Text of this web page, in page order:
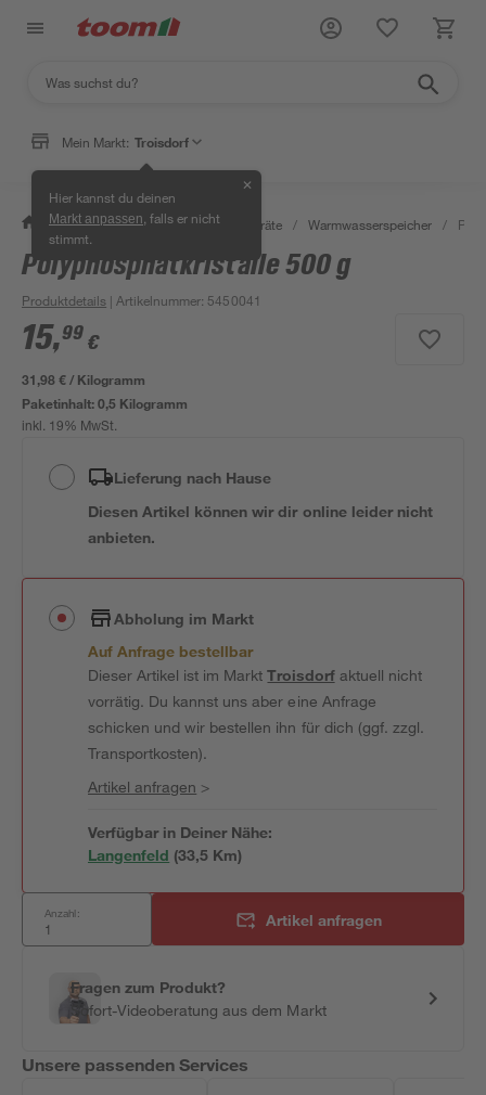
Mein Markt: Troisdorf
Hier kannst du deinen
Markt anpassen , falls er nicht
stimmt.
✕
/ Bad & Sanitär / Warmwassergeräte / Warmwasserspeicher /
Polyphosphatkristalle 500 g
Produktdetails | Artikelnummer: 5450041
15,99 €
31,98 € / Kilogramm
Paketinhalt:0,5 Kilogramm
inkl. 19% MwSt.
Lieferung nach Hause
Diesen Artikel können wir dir online leider nicht
anbieten.
Abholung im Markt
Auf Anfrage bestellbar
Dieser Artikel ist im MarktTroisdorfaktuell nicht
vorrätig. Du kannst uns aber eine Anfrage
schicken und wir bestellen ihn für dich (ggf. zzgl.
Transportkosten).
Artikel anfragen >
Verfügbar in Deiner Nähe:
Langenfeld (33,5 Km)
Anzahl: Artikel anfragen
Fragen zum Produkt?
Sofort-Videoberatung aus dem Markt
Unsere passenden Services